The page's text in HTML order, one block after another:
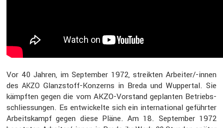
Vor 40 Jahren, im September 1972, streikten Arbei­ter/-innen
des AKZO Glanz­stoff-Konzerns in Breda und Wuppertal. Sie
kämpften gegen die vom AKZO-Vorstand geplanten Betriebs­
schlies­sungen. Es entwi­ckelte sich ein inter­na­tional geführter
Arbeits­kampf gegen diese Pläne. Am 18. September 1972